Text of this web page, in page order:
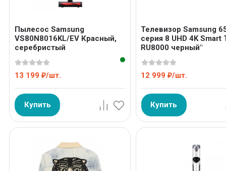
Пылесос Samsung
VS80N8016KL/EV Красный,
серебристый
13 199 ₽/шт.
Купить
Телевизор Samsung
серия 8 UHD 4K Smart
RU8000 черный"
12 999 ₽/шт.
Купить